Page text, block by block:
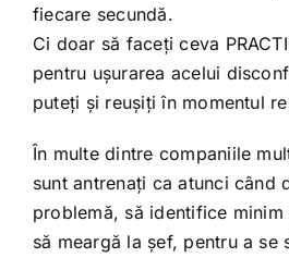
fiecare secundă.
Ci doar să faceți ceva
pentru ușurarea acelui
puteți și reușiți în momentul
În multe dintre companiile
sunt antrenați ca atunci când
problemă, să identifice
să meargă la șef, pentru a se